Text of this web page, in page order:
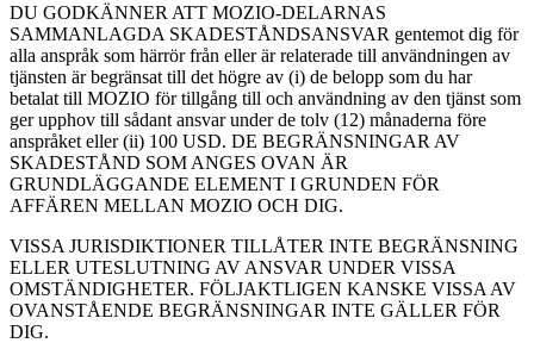
DU GODKÄNNER ATT MOZIO-DELARNAS
SAMMANLAGDA SKADESTÅNDSANSVAR gentemot dig för
alla anspråk som härrör från eller är relaterade till användningen av
tjänsten är begränsat till det högre av (i) de belopp som du har
betalat till MOZIO för tillgång till och användning av den tjänst som
ger upphov till sådant ansvar under de tolv (12) månaderna före
anspråket eller (ii) 100 USD. DE BEGRÄNSNINGAR AV
SKADESTÅND SOM ANGES OVAN ÄR
GRUNDLÄGGANDE ELEMENT I GRUNDEN FÖR
AFFÄREN MELLAN MOZIO OCH DIG.
VISSA JURISDIKTIONER TILLÅTER INTE BEGRÄNSNING
ELLER UTESLUTNING AV ANSVAR UNDER VISSA
OMSTÄNDIGHETER. FÖLJAKTLIGEN KANSKE VISSA AV
OVANSTÅENDE BEGRÄNSNINGAR INTE GÄLLER FÖR
DIG.